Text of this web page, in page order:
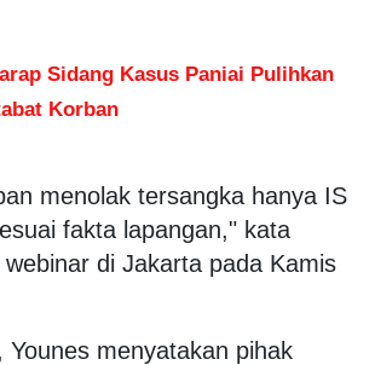
Sidang Kasus Paniai Pulihkan
Korban
menolak tersangka hanya IS
fakta lapangan," kata
di Jakarta pada Kamis
Younes menyatakan pihak